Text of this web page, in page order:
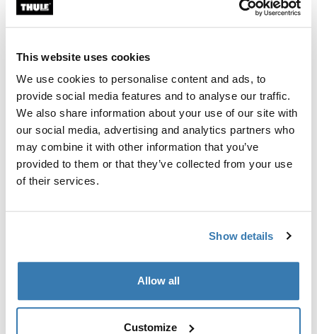
This website uses cookies
We use cookies to personalise content and ads, to
provide social media features and to analyse our traffic.
We also share information about your use of our site with
our social media, advertising and analytics partners who
may combine it with other information that you’ve
provided to them or that they’ve collected from your use
of their services.
Show details
Allow all
Customize
kiinnityspisteet.
Toggle features
Kaikki ominaisuudet
Toggle techspec
Tekniset tiedot
Toggle guides and instructions
Ohjeet
Tavaramerkin rekisteröinti: Thule Sweden AB
Valmistajan nimi: Thule Sweden